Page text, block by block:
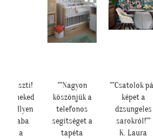
Kriszti!
neked
Ilyen
a baba
a
""Nagyon
köszönjük a
telefonos
segítséget a
tapéta
""Csatolok
képet a
dzsungeles
sarokról!""
K. Laura